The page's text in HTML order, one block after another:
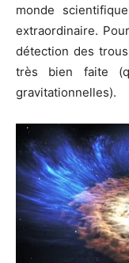
monde
extraordinaire.
détection des
très bien faite
gravitationnelles).